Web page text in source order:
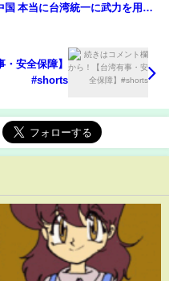
用い
安全保障】
#shorts